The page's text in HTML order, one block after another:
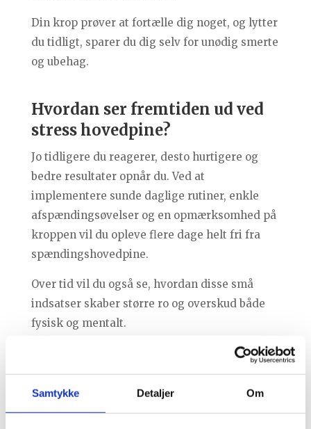
Samtykke Detaljer Om
Din krop prøver at fortælle dig noget, og lytter
du tidligt, sparer du dig selv for unødig smerte
og ubehag.
Hvordan ser fremtiden ud ved
stress hovedpine?
Jo tidligere du reagerer, desto hurtigere og
bedre resultater opnår du. Ved at
implementere sunde daglige rutiner, enkle
afspændingsøvelser og en opmærksomhed på
kroppen vil du opleve flere dage helt fri fra
spændingshovedpine.
Over tid vil du også se, hvordan disse små
indsatser skaber større ro og overskud både
fysisk og mentalt.
Hvis du bor eller arbejder i Nordsjælland og
ønsker hjælp fra en erfaren Body SDS-
behandler, kan du selvfølgelig altid kontakte
mig, Therese Lorenzen Kropsterapi. Jeg står